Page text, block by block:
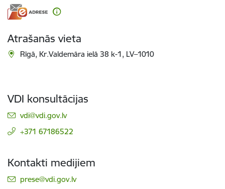
Atrašanās vieta
Rīgā, Kr.Valdemāra ielā 38 k-1, LV–1010
VDI konsultācijas
E-pasts:
vdi@vdi.gov.lv
+371 67186522
Kontakti medijiem
E-pasts:
prese@vdi.gov.lv